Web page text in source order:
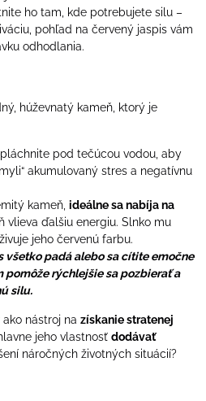
ho tam, kde potrebujete silu –
pohľad na červený jaspis vám
odhodlania.
húževnatý kameň, ktorý je
pod tečúcou vodou, aby
akumulovaný stres a negatívnu
kameň, ideálne sa nabíja na
vlieva ďalšiu energiu. Slnko mu
jeho červenú farbu.
všetko padá alebo sa cítite emočne
pomôže rýchlejšie sa pozbierať a
silu.
nástroj na získanie stratenej
jeho vlastnosť dodávať
náročných životných situácií?